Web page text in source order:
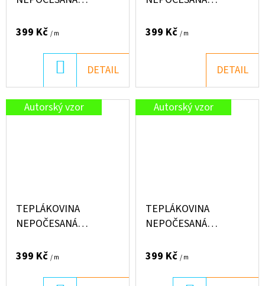
MŮRKY NA MODRÉ
399 Kč / m
KOŠÍKU
DETAIL
KOSTKY
399 Kč / m
DETAIL
Autorský vzor
TEPLÁKOVINA
NEPOČESANÁ
SPACE
399 Kč / m
Autorský vzor
TEPLÁKOVINA
NEPOČESANÁ
SUMMER FLOWERS
399 Kč / m